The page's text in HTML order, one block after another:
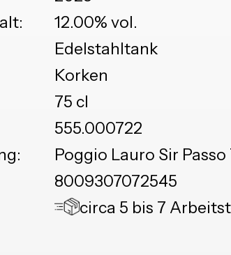
12.00% vol.
Edelstahltank
Korken
75 cl
555.000722
Poggio Lauro Sir
8009307072545
circa 5 bis 7